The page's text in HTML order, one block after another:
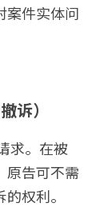
案件实体问
诉）
原告可不需
权利。